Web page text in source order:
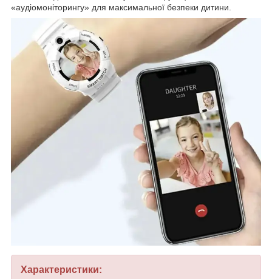
«аудіомоніторингу» для максимальної безпеки дитини.
Характеристики: